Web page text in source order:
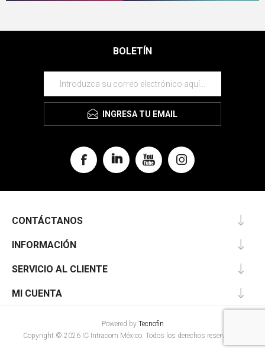
BOLETÍN
INGRESA TU EMAIL
CONTÁCTANOS
INFORMACIÓN
SERVICIO AL CLIENTE
MI CUENTA
Powered by Tecnofin
Copyright © 2026 IC Intracom México. Todos los derechos reservados.